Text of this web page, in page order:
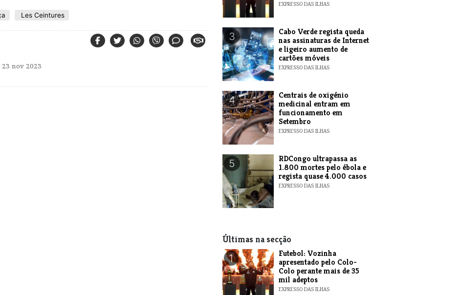
Les Ceintures
nov 2023
EXPRESSO DAS ILHAS
3
Cabo Verde regista queda
nas assinaturas de Internet
e ligeiro aumento de
cartões móveis
EXPRESSO DAS ILHAS
4
Centrais de oxigénio
medicinal entram em
funcionamento em
Setembro
EXPRESSO DAS ILHAS
5
RDCongo ultrapassa as
1.800 mortes pelo ébola e
regista quase 4.000 casos
EXPRESSO DAS ILHAS
Últimas na secção
1
Futebol: Vozinha
apresentado pelo Colo-
Colo perante mais de 35
mil adeptos
EXPRESSO DAS ILHAS